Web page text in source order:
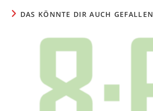
DAS KÖNNTE DIR AUCH GEFALLEN